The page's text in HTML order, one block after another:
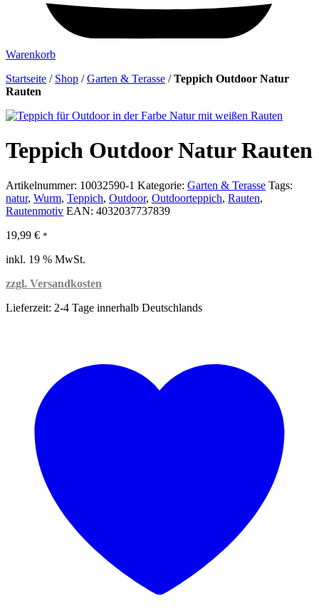
Warenkorb
Startseite / Shop /Garten & Terasse /Teppich Outdoor Natur
Rauten
Teppich Outdoor Natur Rauten
Artikelnummer: 10032590-1 Kategorie: Garten & Terasse Tags:
natur, Wurm, Teppich, Outdoor, Outdoorteppich, Rauten,
Rautenmotiv EAN: 4032037737839
19,99 € *
inkl. 19 % MwSt.
zzgl. Versandkosten
Lieferzeit: 2-4 Tage innerhalb Deutschlands